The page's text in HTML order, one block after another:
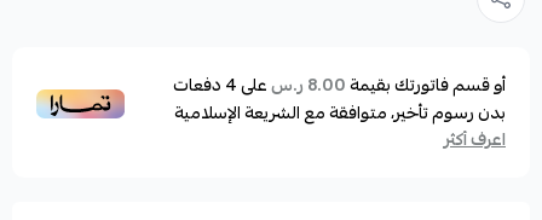
أو قسم فاتورتك بقيمة8.00 ر.س على4دفعات
بدون رسوم تأخير، متوافقة مع الشريعة الإسلامية
اعرف أكثر